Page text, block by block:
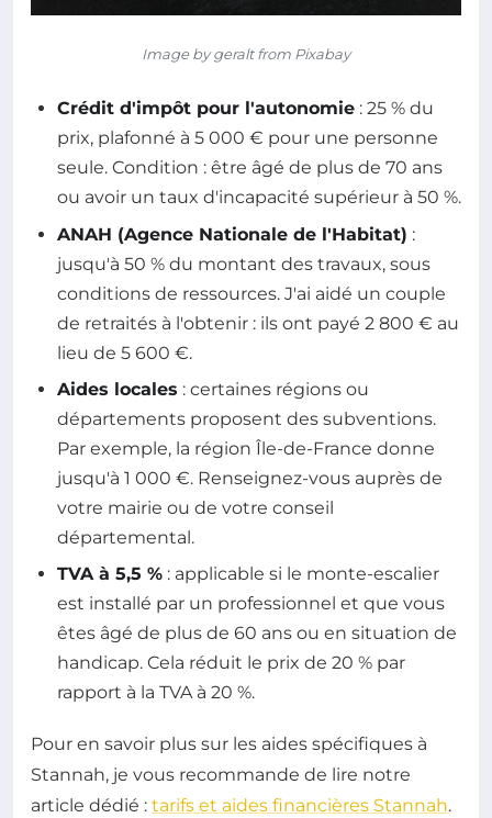
Image by geralt from Pixabay
Crédit d'impôt pour l'autonomie : 25 % du
prix, plafonné à 5 000 € pour une personne
seule. Condition : être âgé de plus de 70 ans
ou avoir un taux d'incapacité supérieur à 50 %.
ANAH (Agence Nationale de l'Habitat) :
jusqu'à 50 % du montant des travaux, sous
conditions de ressources. J'ai aidé un couple
de retraités à l'obtenir : ils ont payé 2 800 € au
lieu de 5 600 €.
Aides locales : certaines régions ou
départements proposent des subventions.
Par exemple, la région Île-de-France donne
jusqu'à 1 000 €. Renseignez-vous auprès de
votre mairie ou de votre conseil
départemental.
TVA à 5,5 % : applicable si le monte-escalier
est installé par un professionnel et que vous
êtes âgé de plus de 60 ans ou en situation de
handicap. Cela réduit le prix de 20 % par
rapport à la TVA à 20 %.
Pour en savoir plus sur les aides spécifiques à
Stannah, je vous recommande de lire notre
article dédié : tarifs et aides financières Stannah.